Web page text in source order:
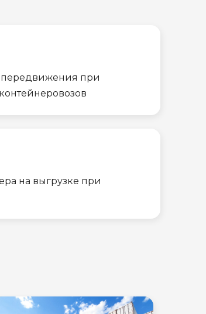
передвижения при
на выгрузке при